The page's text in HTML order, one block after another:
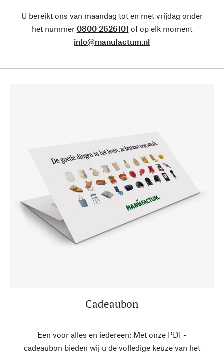
U bereikt ons van maandag tot en met vrijdag onder
het nummer 0800 2626101 of op elk moment
info@manufactum.nl
Cadeaubon
Een voor alles en iedereen: Met onze PDF-
cadeaubon bieden wij u de volledige keuze van het